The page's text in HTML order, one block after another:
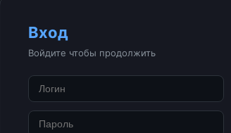
Вход
Войдите чтобы продолжить